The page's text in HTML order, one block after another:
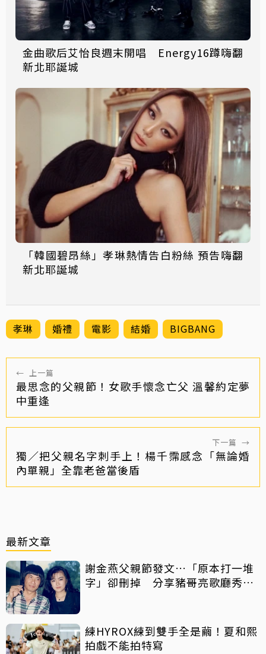
金曲歌后艾怡良週末開唱 Energy16蹲嗨翻
新北耶誕城
「韓國碧昂絲」孝琳熱情告白粉絲 預告嗨翻
新北耶誕城
孝琳 婚禮 電影 結婚 BIGBANG
← 上一篇
最思念的父親節！女歌手懷念亡父 溫馨約定夢
中重逢
下一篇 →
獨／把父親名字刺手上！楊千霈感念「無論婚
內單親」全靠老爸當後盾
最新文章
謝金燕父親節發文…「原本打一堆
字」卻刪掉 分享豬哥亮歌廳秀歌
練HYROX練到雙手全是繭！夏和熙
拍戲不能拍特寫